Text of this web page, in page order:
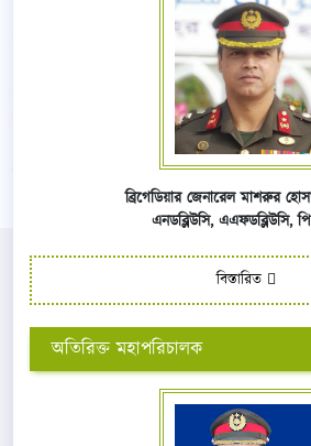
ব্রিগেডিয়ার জেনারেল মাশরুর
এনডব্লিউসি, এএফডব্লিউসি,
বিস্তারিত
অতিরিক্ত মহাপরিচালক